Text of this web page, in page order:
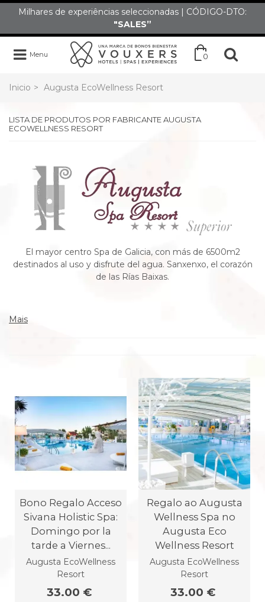
Milhares de experiências seleccionadas | CÓDIGO-DTO:
"SALES”
Menu 0
Inicio > Augusta EcoWellness Resort
LISTA DE PRODUTOS POR FABRICANTE AUGUSTA
ECOWELLNESS RESORT
El mayor centro Spa de Galicia, con más de 6500m2
destinados al uso y disfrute del agua. Sanxenxo, el corazón
de las Rías Baixas.
Mais
Bono Regalo Acceso
Sivana Holistic Spa:
Domingo por la
tarde a Viernes...
Augusta EcoWellness
Resort
33.00 €
Regalo ao Augusta
Wellness Spa no
Augusta Eco
Wellness Resort
Augusta EcoWellness
Resort
33.00 €